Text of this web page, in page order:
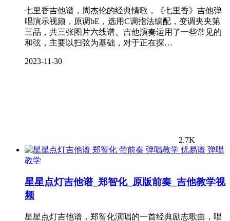
七里香吉他谱，周杰伦的经典情歌，《七里香》吉他弹
唱演示视频，原调bE，选用C调指法编配，变调夹夹第
三品，共三张图片六线谱。吉他演奏运用了一些常见的
和弦，主要以扫弦为基础，对于正在探…
2023-11-30
2.7K
弹唱
教学
星星点灯吉他谱_郑智化_原版前奏_吉他教学视
频
星星点灯吉他谱，郑智化演唱的一首经典励志歌曲，唱